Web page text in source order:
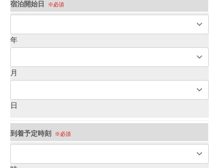
宿泊開始日 ※必須
年
月
日
到着予定時刻 ※必須